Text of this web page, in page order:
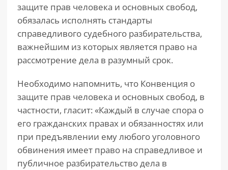
защите прав человека и основных свобод,
обязалась исполнять стандарты
справедливого судебного разбирательства,
важнейшим из которых является право на
рассмотрение дела в разумный срок.
Необходимо напомнить, что Конвенция о
защите прав человека и основных свобод, в
частности, гласит: «Каждый в случае спора о
его гражданских правах и обязанностях или
при предъявлении ему любого уголовного
обвинения имеет право на справедливое и
публичное разбирательство дела в